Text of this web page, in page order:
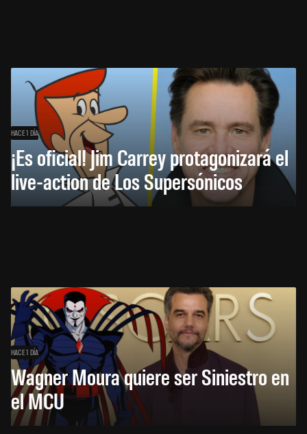
HACE 1 DÍA
¡Es oficial! Jim Carrey protagonizará el
live-action de Los Supersónicos
HACE 1 DÍA
Wagner Moura quiere ser Siniestro en
el MCU